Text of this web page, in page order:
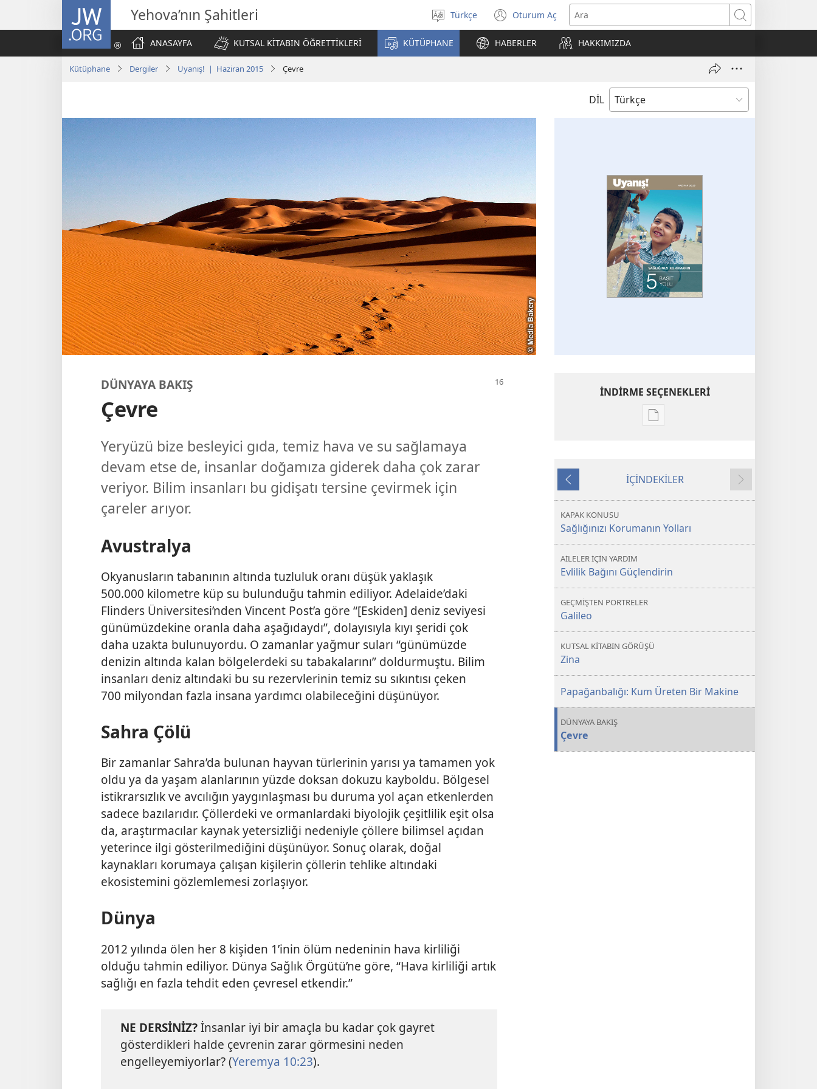
JW.ORG Yehova’nın Şahitleri
Dil
seçin
Türkçe Oturum Aç
(yeni
pencere
açar)
Ara
ANASAYFA
KUTSAL KİTABIN ÖĞRETTİKLERİ KÜTÜPHANE HABERLER HAKKIMIZDA
Kütüphane Dergiler Uyanış! | Haziran 2015 Çevre
DİL
DÜNYAYA BAKIŞ
Çevre
Yeryüzü bize besleyici gıda, temiz hava ve su sağlamaya
devam etse de, insanlar doğamıza giderek daha çok zarar
veriyor. Bilim insanları bu gidişatı tersine çevirmek için
çareler arıyor.
Avustralya
Okyanusların tabanının altında tuzluluk oranı düşük yaklaşık
500.000 kilometre küp su bulunduğu tahmin ediliyor. Adelaide’daki
Flinders Üniversitesi’nden Vincent Post’a göre “[Eskiden] deniz seviyesi
günümüzdekine oranla daha aşağıdaydı”, dolayısıyla kıyı şeridi çok
daha uzakta bulunuyordu. O zamanlar yağmur suları “günümüzde
denizin altında kalan bölgelerdeki su tabakalarını” doldurmuştu. Bilim
insanları deniz altındaki bu su rezervlerinin temiz su sıkıntısı çeken
700 milyondan fazla insana yardımcı olabileceğini düşünüyor.
Sahra Çölü
Bir zamanlar Sahra’da bulunan hayvan türlerinin yarısı ya tamamen yok
oldu ya da yaşam alanlarının yüzde doksan dokuzu kayboldu. Bölgesel
istikrarsızlık ve avcılığın yaygınlaşması bu duruma yol açan etkenlerden
sadece bazılarıdır. Çöllerdeki ve ormanlardaki biyolojik çeşitlilik eşit olsa
da, araştırmacılar kaynak yetersizliği nedeniyle çöllere bilimsel açıdan
yeterince ilgi gösterilmediğini düşünüyor. Sonuç olarak, doğal
kaynakları korumaya çalışan kişilerin çöllerin tehlike altındaki
ekosistemini gözlemlemesi zorlaşıyor.
Dünya
2012 yılında ölen her 8 kişiden 1’inin ölüm nedeninin hava kirliliği
olduğu tahmin ediliyor. Dünya Sağlık Örgütü’ne göre, “Hava kirliliği artık
sağlığı en fazla tehdit eden çevresel etkendir.”
NE DERSİNİZ?İnsanlar iyi bir amaçla bu kadar çok gayret
gösterdikleri halde çevrenin zarar görmesini neden
engelleyemiyorlar? (Yeremya 10:23).
İNDİRME SEÇENEKLERİ
Dijital
UYANIŞ!
5
Önceki
İÇİNDEKİLER
Sonraki
KAPAK KONUSU
Sağlığınızı Korumanın Yolları
AİLELER İÇİN YARDIM
Evlilik Bağını Güçlendirin
GEÇMİŞTEN PORTRELER
Galileo
KUTSAL KİTABIN GÖRÜŞÜ
Zina
Papağanbalığı: Kum Üreten Bir Makine
DÜNYAYA BAKIŞ
Çevre